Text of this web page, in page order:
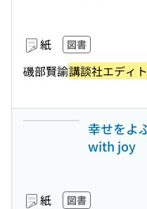
紙 図書
磯部賢諭講談社エディ
幸せをよ
with joy
紙 図書